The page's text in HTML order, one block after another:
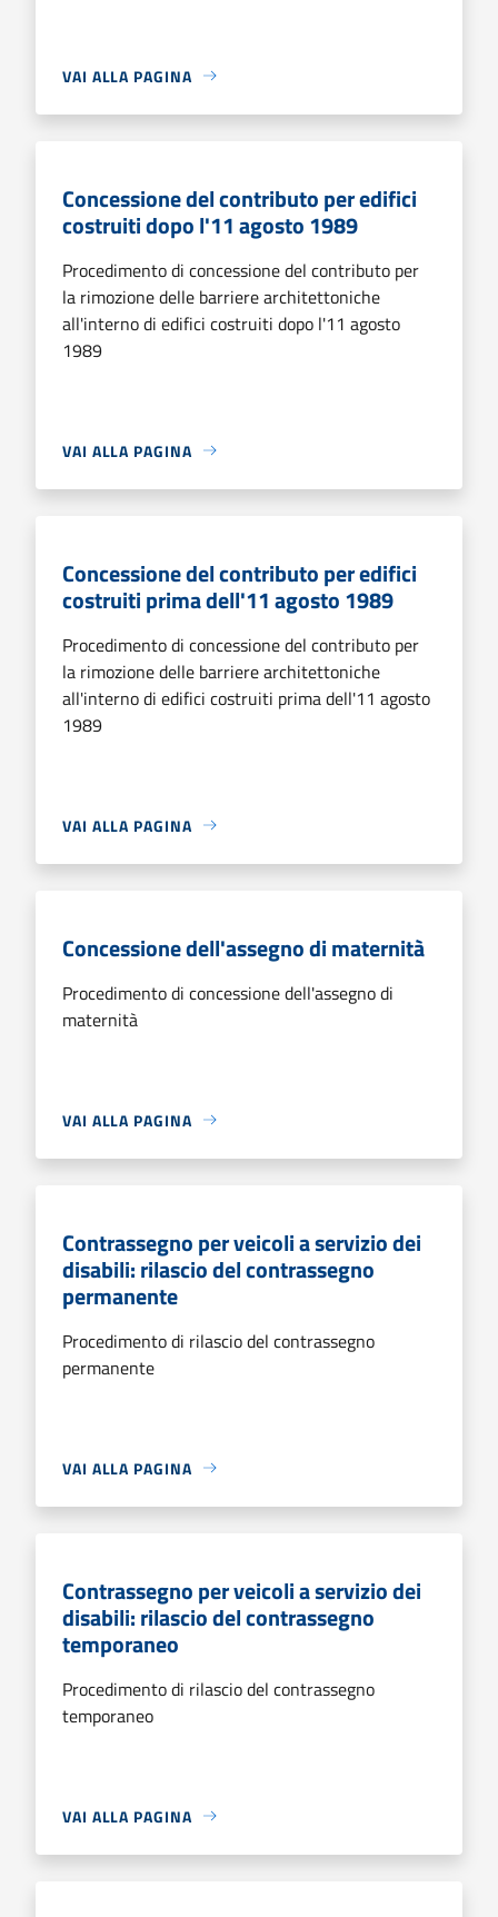
VAI ALLA PAGINA
Concessione del contributo per edifici
costruiti dopo l'11 agosto 1989
Procedimento di concessione del contributo per
la rimozione delle barriere architettoniche
all'interno di edifici costruiti dopo l'11 agosto
1989
VAI ALLA PAGINA
Concessione del contributo per edifici
costruiti prima dell'11 agosto 1989
Procedimento di concessione del contributo per
la rimozione delle barriere architettoniche
all'interno di edifici costruiti prima dell'11 agosto
1989
VAI ALLA PAGINA
Concessione dell'assegno di maternità
Procedimento di concessione dell'assegno di
maternità
VAI ALLA PAGINA
Contrassegno per veicoli a servizio dei
disabili: rilascio del contrassegno
permanente
Procedimento di rilascio del contrassegno
permanente
VAI ALLA PAGINA
Contrassegno per veicoli a servizio dei
disabili: rilascio del contrassegno
temporaneo
Procedimento di rilascio del contrassegno
temporaneo
VAI ALLA PAGINA